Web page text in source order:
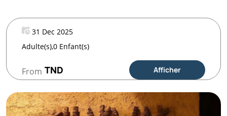
31 Dec 2025
Adulte(s),0 Enfant(s)
From TND Afficher